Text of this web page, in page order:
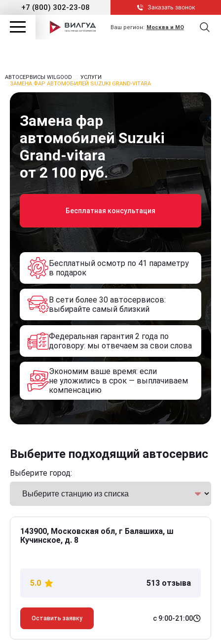
+7 (800) 302-23-08 Заказать звонок
Ваш регион: Москва и МО
АВТОСЕРВИСЫ WILGOOD
УСЛУГИ
ЗАМЕНА ФАР АВТОМОБИЛЕЙ SUZUKI GRAND-VITARA
Замена фар
автомобилей Suzuki
Grand-vitara
от 2 100 руб.
Бесплатная консультация
Бесплатный осмотр по 41 параметру
в подарок
В сети более 30 автосервисов:
выбирайте самый близкий
Федеральная гарантия 2 года по
договору: мы отвечаем за свои слова
Экономим ваше время: если
не уложились в срок — выплачиваем
компенсацию
Выберите подходящий автосервис
Выберите город:
143900, Московская обл, г Балашиха, ш
Кучинское, д. 8
5.0 513 отзыва
Оставить заявку с 9:00-21:00